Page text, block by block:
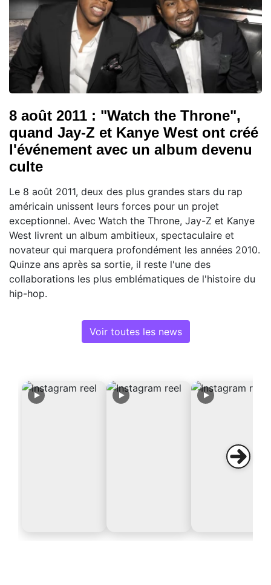
8 août 2011 : "Watch the Throne",
quand Jay-Z et Kanye West ont créé
l'événement avec un album devenu
culte
Le 8 août 2011, deux des plus grandes stars du rap
américain unissent leurs forces pour un projet
exceptionnel. Avec Watch the Throne, Jay-Z et Kanye
West livrent un album ambitieux, spectaculaire et
novateur qui marquera profondément les années 2010.
Quinze ans après sa sortie, il reste l'une des
collaborations les plus emblématiques de l'histoire du
hip-hop.
Voir toutes les news